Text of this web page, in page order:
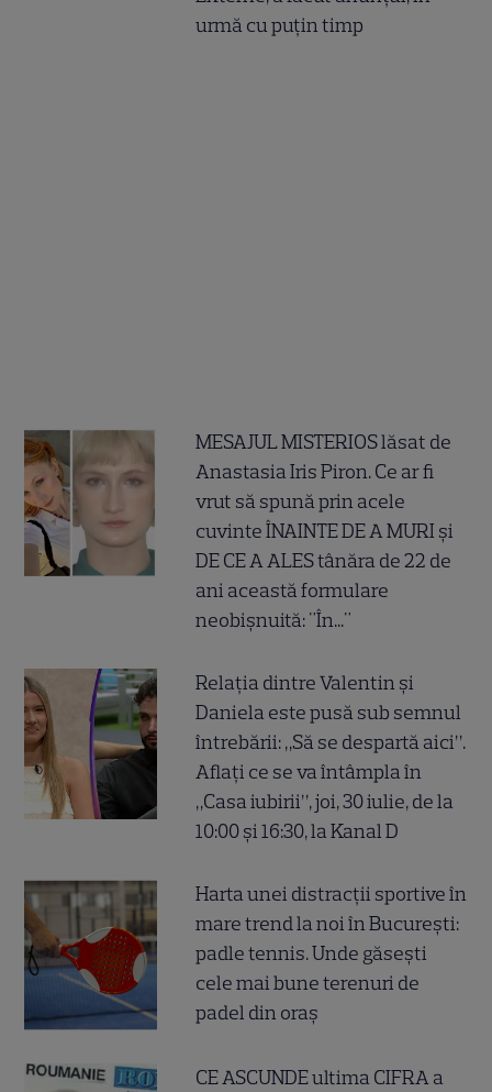
urmă cu puțin timp
MESAJUL MISTERIOS lăsat de
Anastasia Iris Piron. Ce ar fi
vrut să spună prin acele
cuvinte ÎNAINTE DE A MURI și
DE CE A ALES tânăra de 22 de
ani această formulare
neobișnuită: "În..."
Relația dintre Valentin și
Daniela este pusă sub semnul
întrebării: „Să se despartă aici”.
Aflați ce se va întâmpla în
„Casa iubirii”, joi, 30 iulie, de la
10:00 și 16:30, la Kanal D
Harta unei distracții sportive în
mare trend la noi în București:
padle tennis. Unde găsești
cele mai bune terenuri de
padel din oraș
CE ASCUNDE ultima CIFRA a